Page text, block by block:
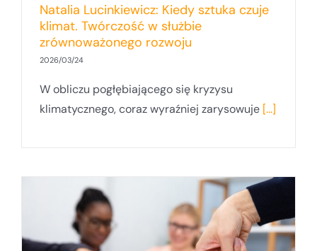
Natalia Lucinkiewicz: Kiedy sztuka czuje
klimat. Twórczość w służbie
zrównoważonego rozwoju
2026/03/24
W obliczu pogłębiającego się kryzysu
klimatycznego, coraz wyraźniej zarysowuje [...]